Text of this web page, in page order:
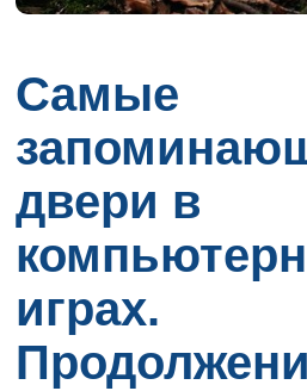
Самые
двери в
играх.